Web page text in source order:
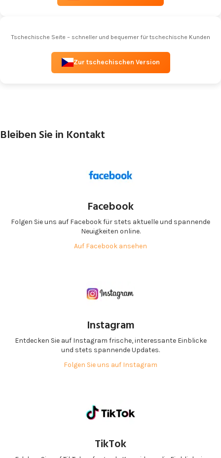
Tschechische Seite – schneller und bequemer für tschechische Kunden
Zur tschechischen Version
Bleiben Sie in Kontakt
Facebook
Folgen Sie uns auf Facebook für stets aktuelle und spannende
Neuigkeiten online.
Auf Facebook ansehen
Instagram
Entdecken Sie auf Instagram frische, interessante Einblicke
und stets spannende Updates.
Folgen Sie uns auf Instagram
TikTok